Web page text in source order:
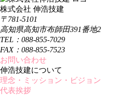
株式会社 伸浩技建
〒781-5101
高知県高知市布師田391番地2
TEL：088-855-7029
FAX：088-855-7523
お問い合わせ
伸浩技建について
理念・ミッション・ビジョン
代表挨拶